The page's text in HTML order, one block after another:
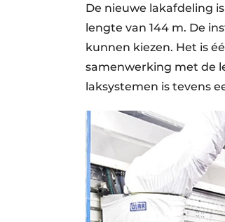
De nieuwe lakafdeling
lengte van 144 m. De
kunnen kiezen. Het is
samenwerking met de
laksystemen is tevens